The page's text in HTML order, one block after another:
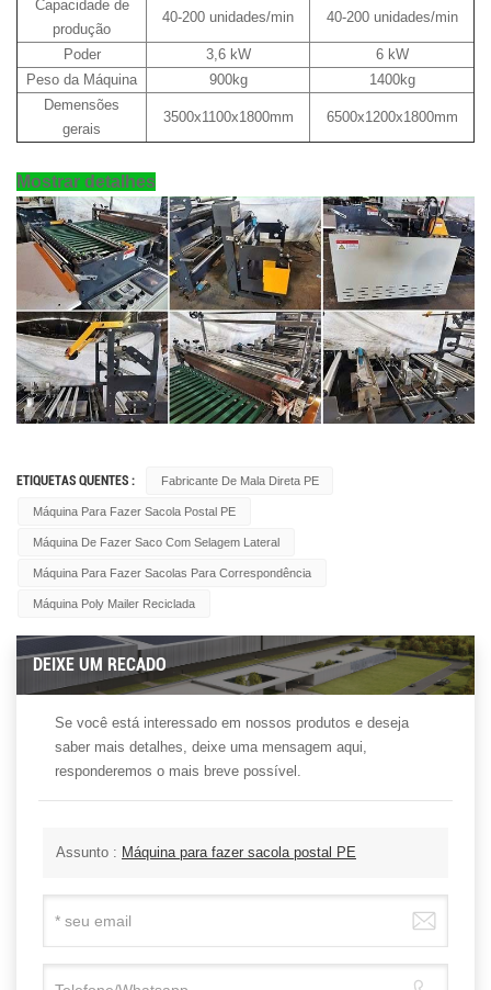
Capacidade de
produção
40-200 unidades/min 40-200 unidades/min
Poder 3,6 kW
6 kW
Peso da Máquina
900kg
1400kg
Demensões
gerais
3500x1100x1800mm 6500x1200x1800mm
Mostrar detalhes
ETIQUETAS QUENTES : Fabricante De Mala Direta PE
Máquina Para Fazer Sacola Postal PE
Máquina De Fazer Saco Com Selagem Lateral
Máquina Para Fazer Sacolas Para Correspondência
Máquina Poly Mailer Reciclada
DEIXE UM RECADO
Se você está interessado em nossos produtos e deseja
saber mais detalhes, deixe uma mensagem aqui,
responderemos o mais breve possível.
Assunto : Máquina para fazer sacola postal PE